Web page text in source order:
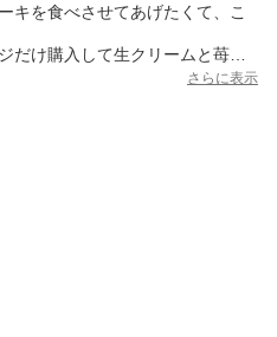
キを食べさせてあげたくて、こ
だけ購入して生クリームと苺で
ので、普段食べているものより
た生クリームと苺にとてもあっ
さらに表示